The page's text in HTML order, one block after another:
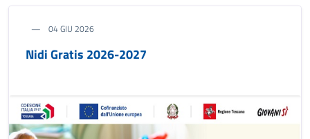
04 GIU 2026
Nidi Gratis 2026-2027